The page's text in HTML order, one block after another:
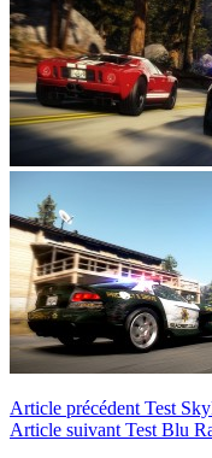
Article précédent Test
Article suivant Test Blu